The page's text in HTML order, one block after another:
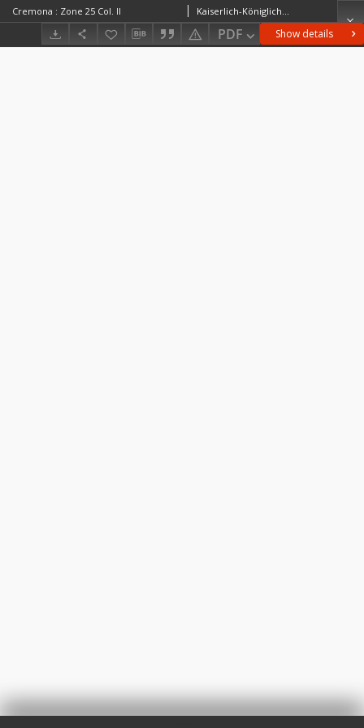
Show details
PDF
Cremona : Zone 25 Col. II Kaiserlich-Königliches Militär-Geographisches Institut (Wiedeń). Instytucja sprawcza. Wydawca